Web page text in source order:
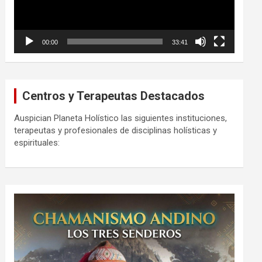
00:00 33:41
Centros y Terapeutas Destacados
Auspician Planeta Holístico las siguientes instituciones,
terapeutas y profesionales de disciplinas holísticas y
espirituales: